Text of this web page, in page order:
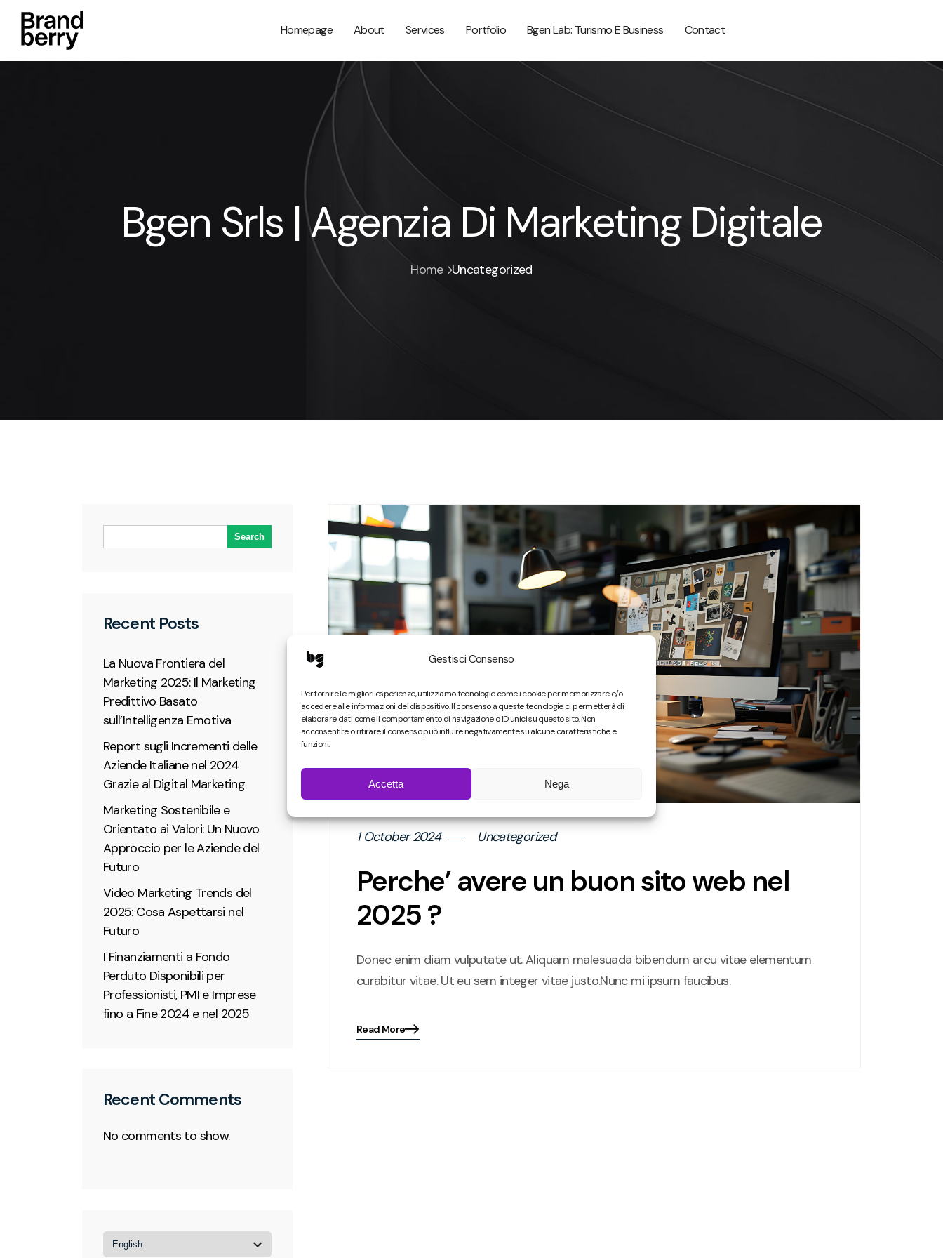
Gestisci Consenso
Per fornire le migliori esperienze, utilizziamo tecnologie come i cookie per memorizzare e/o
accedere alle informazioni del dispositivo. Il consenso a queste tecnologie ci permetterà di
elaborare dati come il comportamento di navigazione o ID unici su questo sito. Non
acconsentire o ritirare il consenso può influire negativamente su alcune caratteristiche e
funzioni.
Accetta Nega
Homepage About Services Portfolio Bgen Lab: Turismo E Business Contact
Bgen Srls | Agenzia Di Marketing Digitale
Home Uncategorized
Search
Recent Posts
La Nuova Frontiera del
Marketing 2025: Il Marketing
Predittivo Basato
sull’Intelligenza Emotiva
Report sugli Incrementi delle
Aziende Italiane nel 2024
Grazie al Digital Marketing
Marketing Sostenibile e
Orientato ai Valori: Un Nuovo
Approccio per le Aziende del
Futuro
Video Marketing Trends del
2025: Cosa Aspettarsi nel
Futuro
I Finanziamenti a Fondo
Perduto Disponibili per
Professionisti, PMI e Imprese
fino a Fine 2024 e nel 2025
Recent Comments
No comments to show.
Choose
1 October 2024 Uncategorized
Perche’ avere un buon sito web nel
2025 ?
Donec enim diam vulputate ut. Aliquam malesuada bibendum arcu vitae elementum
curabitur vitae. Ut eu sem integer vitae justo.Nunc mi ipsum faucibus.
Blog
Read More